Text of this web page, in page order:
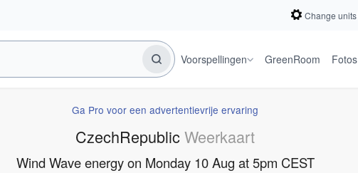
Change units
Voorspellingen GreenRoom Fotos
Ga Pro voor een advertentievrije ervaring
CzechRepublicWeerkaart
Wind Wave energy on Monday 10 Aug at 5pm CEST